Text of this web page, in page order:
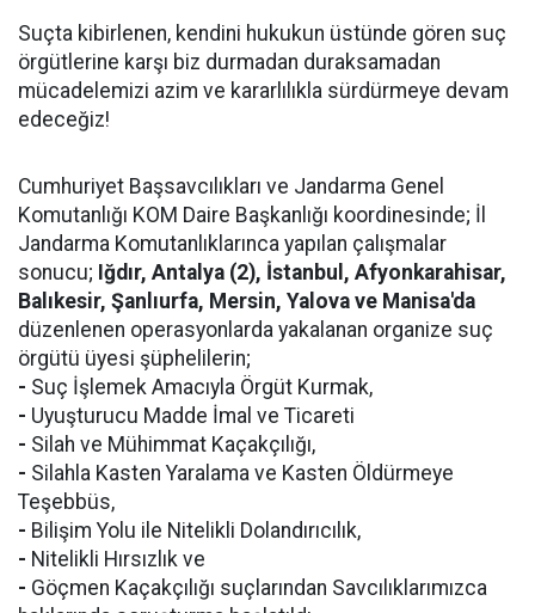
Suçta kibirlenen, kendini hukukun üstünde gören suç
örgütlerine karşı biz durmadan duraksamadan
mücadelemizi azim ve kararlılıkla sürdürmeye devam
edeceğiz!
Cumhuriyet Başsavcılıkları ve Jandarma Genel
Komutanlığı KOM Daire Başkanlığı koordinesinde; İl
Jandarma Komutanlıklarınca yapılan çalışmalar
sonucu; Iğdır, Antalya (2), İstanbul, Afyonkarahisar,
Balıkesir, Şanlıurfa, Mersin, Yalova ve Manisa'da
düzenlenen operasyonlarda yakalanan organize suç
örgütü üyesi şüphelilerin;
- Suç İşlemek Amacıyla Örgüt Kurmak,
- Uyuşturucu Madde İmal ve Ticareti
- Silah ve Mühimmat Kaçakçılığı,
- Silahla Kasten Yaralama ve Kasten Öldürmeye
Teşebbüs,
- Bilişim Yolu ile Nitelikli Dolandırıcılık,
- Nitelikli Hırsızlık ve
- Göçmen Kaçakçılığı suçlarından Savcılıklarımızca